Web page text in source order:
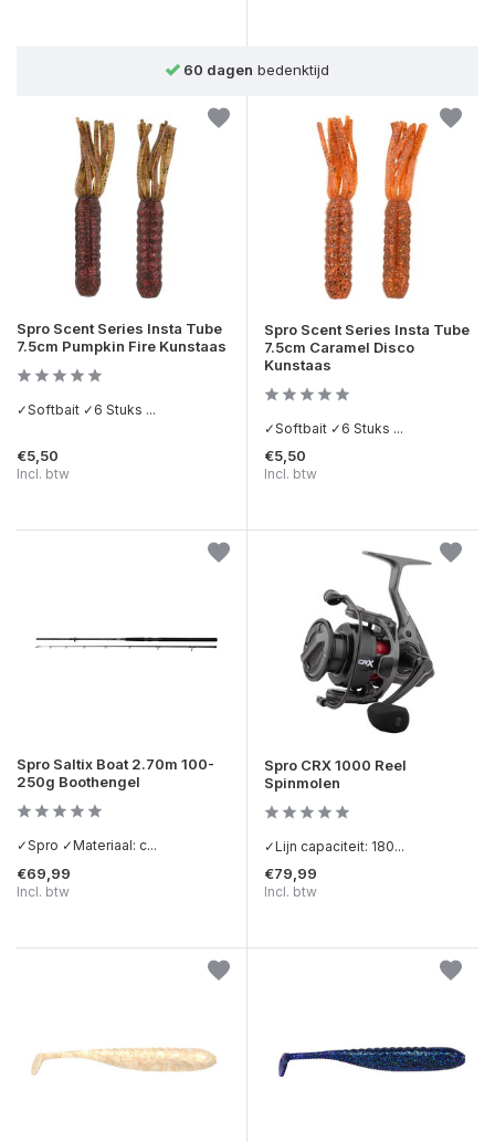
60 dagenbedenktijd
Spro Scent Series Insta Tube
7.5cm Pumpkin Fire Kunstaas
✓Softbait ✓6 Stuks ...
€5,50
Incl. btw
Spro Scent Series Insta Tube
7.5cm Caramel Disco
Kunstaas
✓Softbait ✓6 Stuks ...
€5,50
Incl. btw
Spro Saltix Boat 2.70m 100-
250g Boothengel
✓Spro ✓Materiaal: c...
€69,99
Incl. btw
Spro CRX 1000 Reel
Spinmolen
✓Lijn capaciteit: 180...
€79,99
Incl. btw